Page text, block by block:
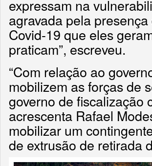
expressam na
agravada pela
Covid-19 que eles
praticam”, escreveu.
“Com relação ao
mobilizem as forças de
governo de fiscalização
acrescenta Rafael
mobilizar um
de extrusão de retirada